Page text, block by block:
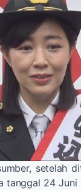
setelah
tanggal 24